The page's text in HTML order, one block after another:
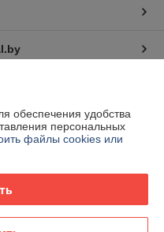
предприятие
исполнительный комитет
обеспечения удобства
персональных
файлы cookies или